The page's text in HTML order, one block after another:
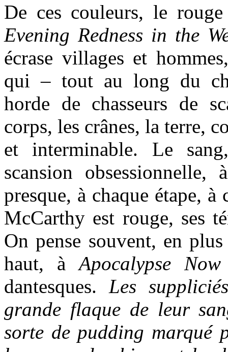
De ces couleurs, le
Evening Redness in the
écrase villages et
qui – tout au long du
horde de chasseurs de
corps, les crânes, la terre,
et interminable. Le
scansion obsessionnelle,
presque, à chaque étape, à
McCarthy est rouge, ses
On pense souvent, en
haut, àApocalypse Now
dantesques. Les
grande flaque de leur
sorte de pudding marqué